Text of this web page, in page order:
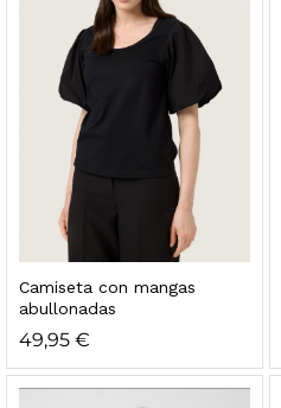
Camiseta con mangas
abullonadas
49,95 €